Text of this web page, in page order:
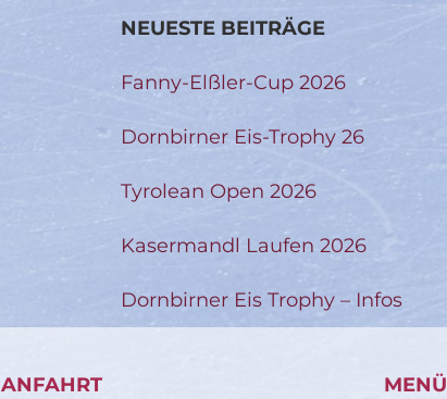
NEUESTE BEITRÄGE
Fanny-Elßler-Cup 2026
Dornbirner Eis-Trophy 26
Tyrolean Open 2026
Kasermandl Laufen 2026
Dornbirner Eis Trophy – Infos
ANFAHRT MENÜ